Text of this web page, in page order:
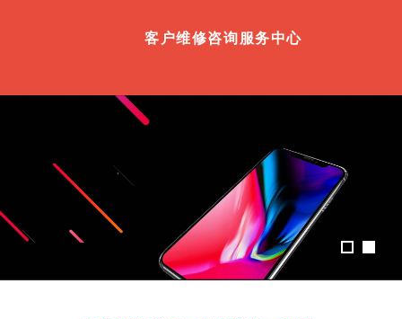
客户维修咨询服务中心